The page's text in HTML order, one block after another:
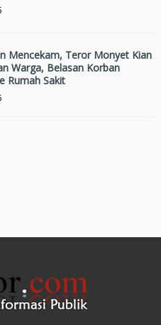
Mencekam, Teror Monyet Kian
Warga, Belasan Korban
Rumah Sakit